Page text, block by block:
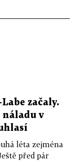
začaly.
náladu v
léta zejména
před pár